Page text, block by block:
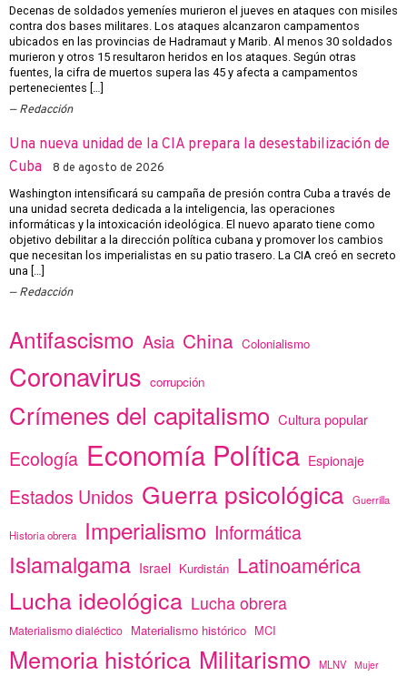
Decenas de soldados yemeníes murieron el jueves en ataques con misiles
contra dos bases militares. Los ataques alcanzaron campamentos
ubicados en las provincias de Hadramaut y Marib. Al menos 30 soldados
murieron y otros 15 resultaron heridos en los ataques. Según otras
fuentes, la cifra de muertos supera las 45 y afecta a campamentos
pertenecientes […]
Redacción
Una nueva unidad de la CIA prepara la desestabilización de
Cuba
8 de agosto de 2026
Washington intensificará su campaña de presión contra Cuba a través de
una unidad secreta dedicada a la inteligencia, las operaciones
informáticas y la intoxicación ideológica. El nuevo aparato tiene como
objetivo debilitar a la dirección política cubana y promover los cambios
que necesitan los imperialistas en su patio trasero. La CIA creó en secreto
una […]
Redacción
Antifascismo Asia China Colonialismo
Coronavirus corrupción
Crímenes del capitalismo Cultura popular
Ecología Economía Política Espionaje
Estados Unidos Guerra psicológica Guerrilla
Historia obrera Imperialismo Informática
Islamalgama Israel Kurdistán Latinoamérica
Lucha ideológica Lucha obrera
Materialismo dialéctico Materialismo histórico MCI
Memoria histórica Militarismo MLNV Mujer